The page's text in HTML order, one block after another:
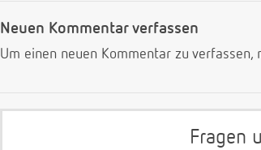
Neuen Kommentar verfassen
Um einen neuen Kommentar zu
Fragen